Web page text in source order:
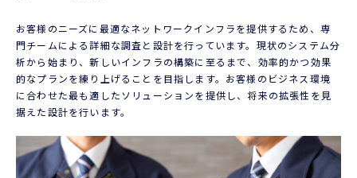
お客様のニーズに最適なネットワークインフラを提供するため、専
門チームによる詳細な調査と設計を行っています。現状のシステム分
析から始まり、新しいインフラの構築に至るまで、効率的かつ効果
的なプランを練り上げることを目指します。お客様のビジネス環境
に合わせた最も適したソリューションを提供し、将来の拡張性を見
据えた設計を行います。